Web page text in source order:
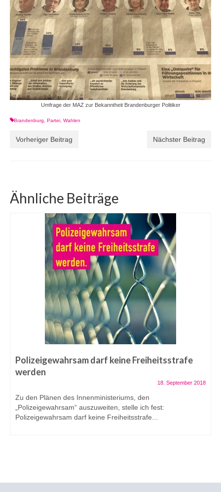
Umfrage der MAZ zur Bekanntheit Brandenburger Politiker
Brandenburg Partei Wahlen
Vorheriger Beitrag Nächster Beitrag
Ähnliche Beiträge
Polizeigewahrsam darf keine Freiheitsstrafe
werden
18. September 2018
Zu den Plänen des Innenministeriums, den
„Polizeigewahrsam“ auszuweiten, stelle ich fest:
Polizeigewahrsam darf keine Freiheitsstrafe...